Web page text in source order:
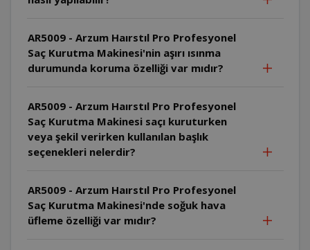
AR5009 - Arzum Haırstıl Pro Profesyonel
Saç Kurutma Makinesi'nin aşırı ısınma
durumunda koruma özelliği var mıdır?
AR5009 - Arzum Haırstıl Pro Profesyonel
Saç Kurutma Makinesi saçı kuruturken
veya şekil verirken kullanılan başlık
seçenekleri nelerdir?
AR5009 - Arzum Haırstıl Pro Profesyonel
Saç Kurutma Makinesi'nde soğuk hava
üfleme özelliği var mıdır?